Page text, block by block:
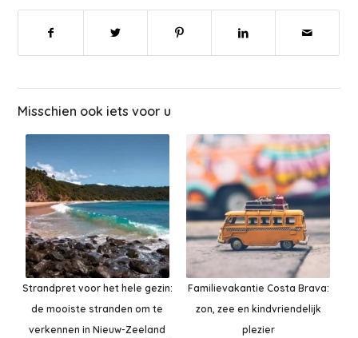
Misschien ook iets voor u
Strandpret voor het hele gezin:
de mooiste stranden om te
verkennen in Nieuw-Zeeland
Familievakantie Costa Brava:
zon, zee en kindvriendelijk
plezier